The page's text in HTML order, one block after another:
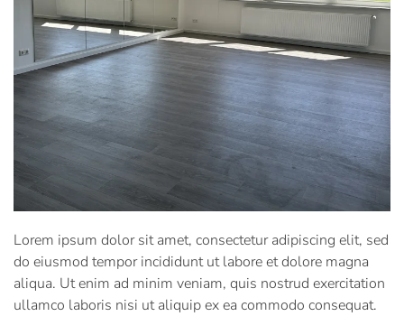
Lorem ipsum dolor sit amet, consectetur adipiscing elit, sed
do eiusmod tempor incididunt ut labore et dolore magna
aliqua. Ut enim ad minim veniam, quis nostrud exercitation
ullamco laboris nisi ut aliquip ex ea commodo consequat.